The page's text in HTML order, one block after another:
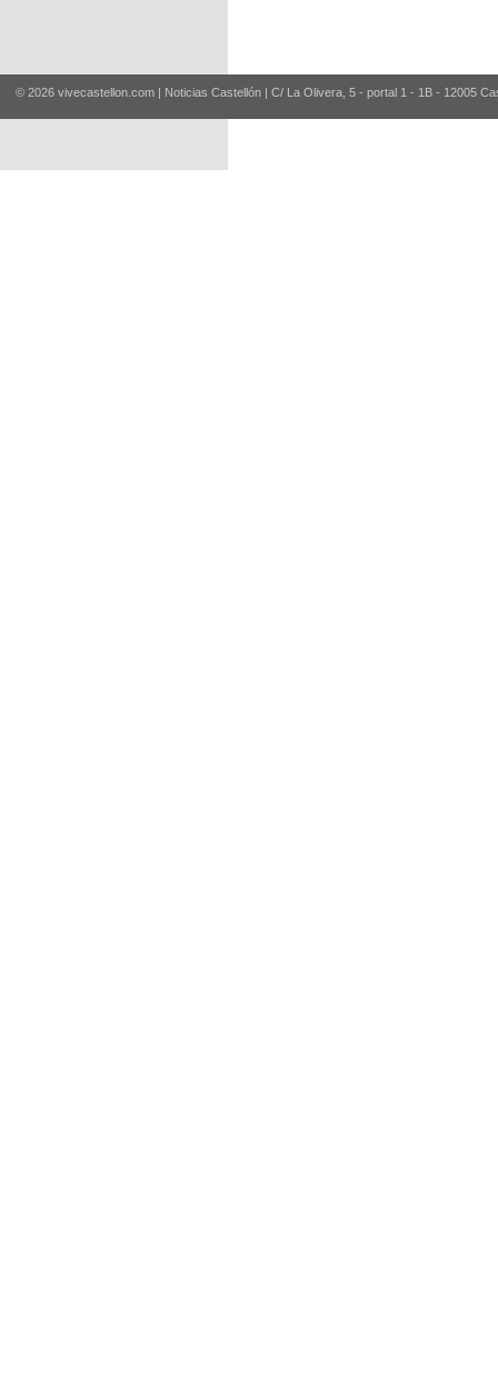
© 2026 vivecastellon.com | Noticias Castellón | C/ La Olivera, 5 - portal 1 - 1B - 12005